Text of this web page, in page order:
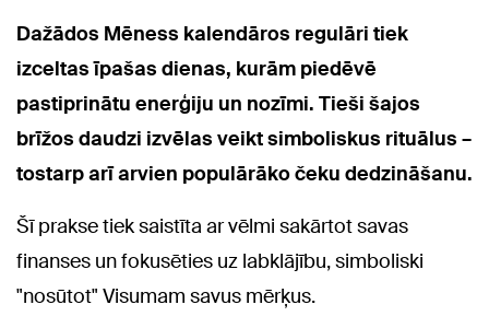
Dažādos Mēness kalendāros regulāri tiek
izceltas īpašas dienas, kurām piedēvē
pastiprinātu enerģiju un nozīmi. Tieši šajos
brīžos daudzi izvēlas veikt simboliskus rituālus –
tostarp arī arvien populārāko čeku dedzināšanu.
Šī prakse tiek saistīta ar vēlmi sakārtot savas
finanses un fokusēties uz labklājību, simboliski
"nosūtot" Visumam savus mērķus.